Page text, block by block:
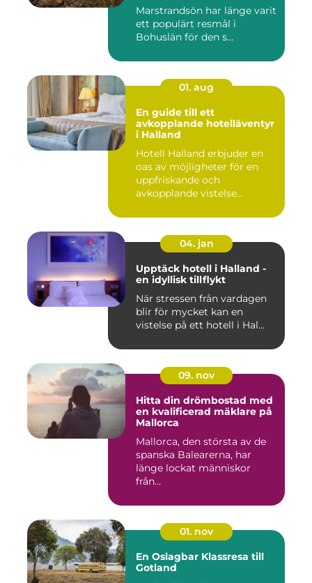
Marstrandsön har länge varit
ett populärt resmål i
Bohuslän för den s...
01. aug
En guide till ett
avkopplande hotelläventyr
i Halland
Hotell Halland erbjuder en
oas av möjligheter för en
uppfriskande och
avkopplande vistelse...
04. jan
Upptäck hotell i Halland -
en idyllisk tillflykt
När stressen från vardagen
blir för mycket kan en
vistelse på ett hotell i Hal...
09. nov
Hitta din drömbostad med
en kvalificerad mäklare på
Mallorca
Mallorca, den största av de
spanska Balearerna, har
länge lockat människor
från...
01. nov
En Oslagbar Klassresa till
Gotland